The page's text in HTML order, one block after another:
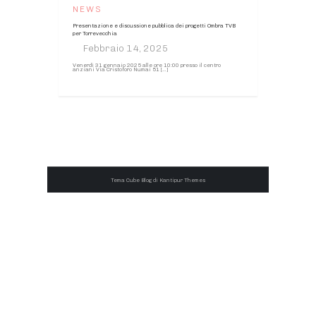
NEWS
Presentazione e discussione pubblica dei progetti Ombra TVB
per Torrevecchia
Venerdì 31 gennaio 2025 alle ore 10:00 presso il centro
anziani Via Cristoforo Numai 51 […]
Tema Cube Blog di Kantipur Themes